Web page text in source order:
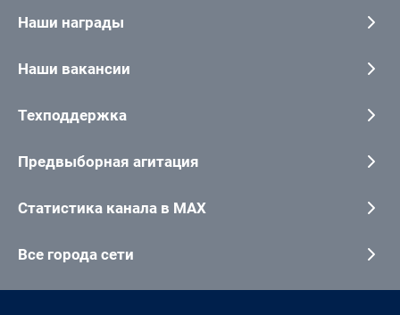
Наши награды
Наши вакансии
Техподдержка
Предвыборная агитация
Статистика канала в MAX
Все города сети